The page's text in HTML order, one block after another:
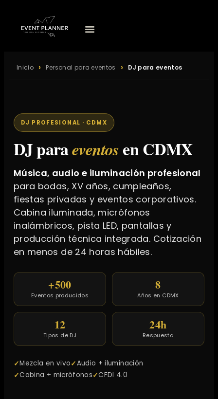
Inicio Personal para eventos DJ para eventos
DJ PROFESIONAL · CDMX
DJ paraeventosen CDMX
Música, audio e iluminación profesional
para bodas, XV años, cumpleaños,
fiestas privadas y eventos corporativos.
Cabina iluminada, micrófonos
inalámbricos, pista LED, pantallas y
producción técnica integrada. Cotización
en menos de 24 horas hábiles.
+500
Eventos producidos
8
Años en CDMX
12
Tipos de DJ
24h
Respuesta
Mezcla en vivo
Audio + iluminación
Cabina + micrófonos
CFDI 4.0